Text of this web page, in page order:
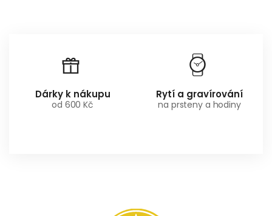
Dárky k nákupu
od 600 Kč
Rytí a gravírování
na prsteny a hodiny